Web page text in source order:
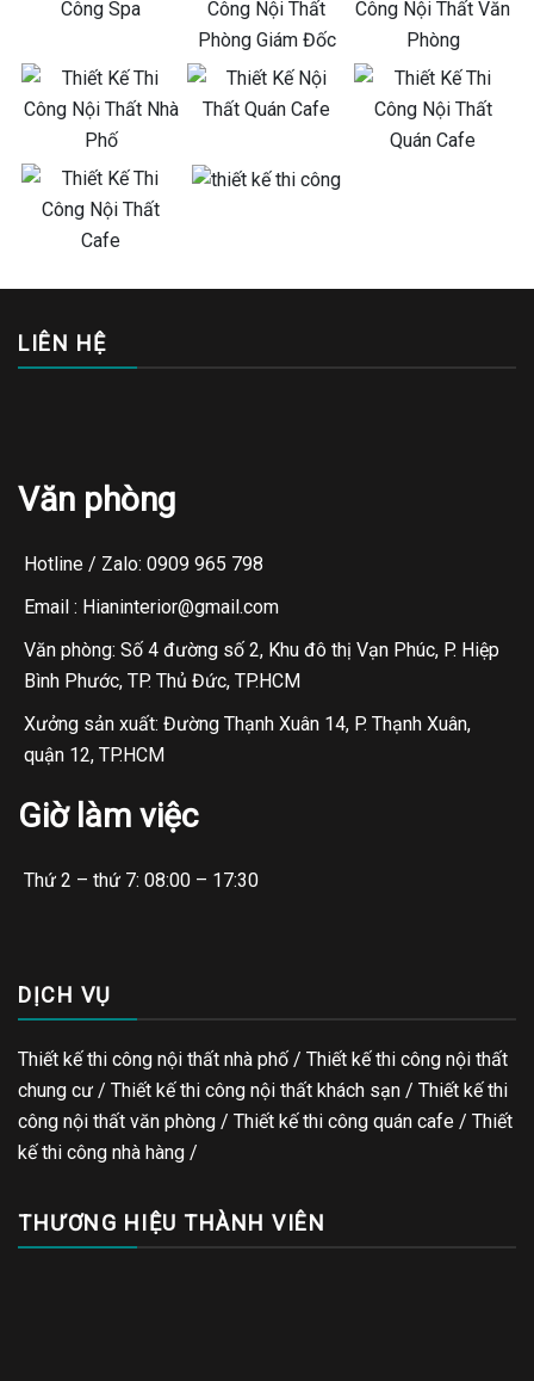
LIÊN HỆ
Văn phòng
Hotline / Zalo: 0909 965 798
Email : Hianinterior@gmail.com
Văn phòng: Số 4 đường số 2, Khu đô thị Vạn Phúc, P. Hiệp
Bình Phước, TP. Thủ Đức, TP.HCM
Xưởng sản xuất: Đường Thạnh Xuân 14, P. Thạnh Xuân,
quận 12, TP.HCM
Giờ làm việc
Thứ 2 – thứ 7: 08:00 – 17:30
DỊCH VỤ
Thiết kế thi công nội thất nhà phố / Thiết kế thi công nội thất
chung cư / Thiết kế thi công nội thất khách sạn / Thiết kế thi
công nội thất văn phòng / Thiết kế thi công quán cafe / Thiết
kế thi công nhà hàng /
THƯƠNG HIỆU THÀNH VIÊN